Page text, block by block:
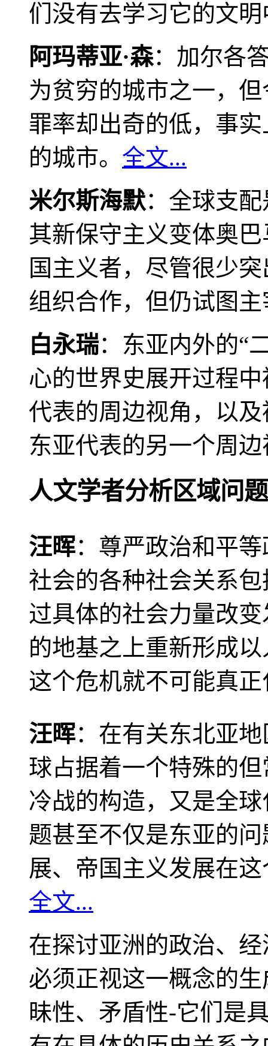
们没有去学习它的文
阿玛蒂亚·森：加尔各
为贫穷的城市之一，
罪率却出奇的低，事
的城市。 全文...
米尔斯海默：全球支
其新保守主义变体奥
国主义者，尽管很少
组织合作，但仍试图
白永瑞：东亚内外的“
心的世界史展开过程
代表的周边视角，以
东亚代表的另一个周
人文学者分析区域问题
汪晖：尊严政治和平
社会的各种社会关系
过具体的社会力量改
的地基之上重新形成
这个危机就不可能真
汪晖：在有关东北亚
球占据着一个特殊的
冷战的构造，又是全
题甚至不仅是东亚的
展、帝国主义发展在
全文...
在探讨亚洲的政治、
必须正视这一概念的
昧性、矛盾性-它们是